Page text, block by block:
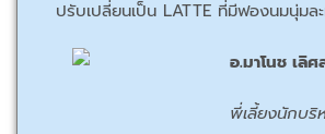
ปรับเปลี่ยนเป็น LATTE ที่มีฟองนมนุ่มล
อ.มาโนช เลิ
พี่เลี้ยงนักบริ